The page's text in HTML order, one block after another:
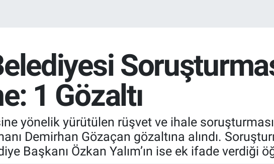
1 Gözaltı
yönelik yürütülen rüşvet ve ihale
Demirhan Gözaçan gözaltına alındı.
Başkanı Özkan Yalım’ın ise ek ifade verdiği